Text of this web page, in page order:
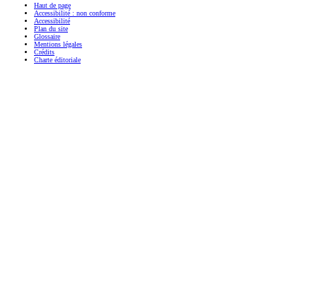
Haut de page
Accessibilité : non conforme
Accessibilité
Plan du site
Glossaire
Mentions légales
Crédits
Charte éditoriale